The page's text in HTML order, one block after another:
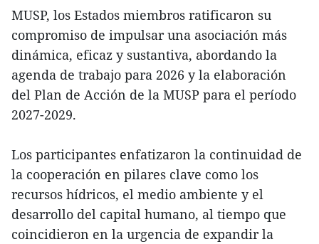
MUSP, los Estados miembros ratificaron su
compromiso de impulsar una asociación más
dinámica, eficaz y sustantiva, abordando la
agenda de trabajo para 2026 y la elaboración
del Plan de Acción de la MUSP para el período
2027-2029.
Los participantes enfatizaron la continuidad de
la cooperación en pilares clave como los
recursos hídricos, el medio ambiente y el
desarrollo del capital humano, al tiempo que
coincidieron en la urgencia de expandir la